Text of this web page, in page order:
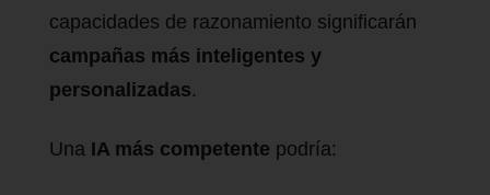
capacidades de razonamiento significarán
campañas más inteligentes y
personalizadas.
Una IA más competente podría: